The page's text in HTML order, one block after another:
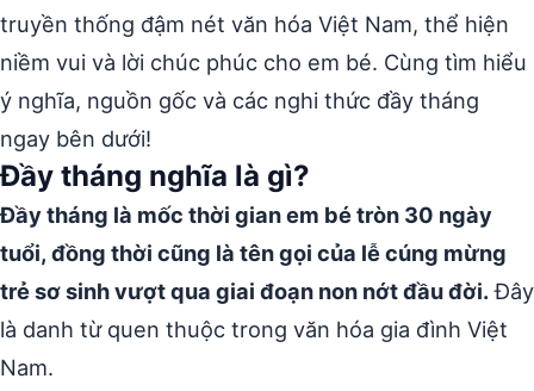
truyền thống đậm nét văn hóa Việt Nam, thể hiện
niềm vui và lời chúc phúc cho em bé. Cùng tìm hiểu
ý nghĩa, nguồn gốc và các nghi thức đầy tháng
ngay bên dưới!
Đầy tháng nghĩa là gì?
Đầy tháng là mốc thời gian em bé tròn 30 ngày
tuổi, đồng thời cũng là tên gọi của lễ cúng mừng
trẻ sơ sinh vượt qua giai đoạn non nớt đầu đời.Đây
là danh từ quen thuộc trong văn hóa gia đình Việt
Nam.